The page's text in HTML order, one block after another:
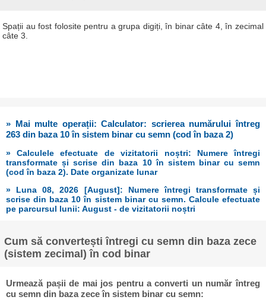
Spații au fost folosite pentru a grupa digiți, în binar câte 4, în zecimal
câte 3.
» Mai multe operații: Calculator: scrierea numărului întreg
263 din baza 10 în sistem binar cu semn (cod în baza 2)
» Calculele efectuate de vizitatorii noștri: Numere întregi
transformate și scrise din baza 10 în sistem binar cu semn
(cod în baza 2). Date organizate lunar
» Luna 08, 2026 [August]: Numere întregi transformate și
scrise din baza 10 în sistem binar cu semn. Calcule efectuate
pe parcursul lunii: August - de vizitatorii noștri
Cum să convertești întregi cu semn din baza zece
(sistem zecimal) în cod binar
Urmează pașii de mai jos pentru a converti un număr întreg
cu semn din baza zece în sistem binar cu semn: